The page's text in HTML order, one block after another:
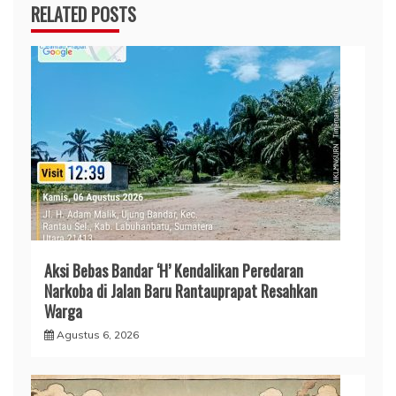
RELATED POSTS
Aksi Bebas Bandar ‘H’ Kendalikan Peredaran
Narkoba di Jalan Baru Rantauprapat Resahkan
Warga
Agustus 6, 2026